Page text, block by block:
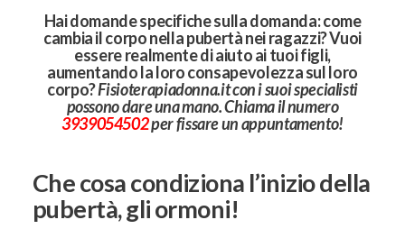
Hai domande specifiche sulla domanda: come
cambia il corpo nella pubertà nei ragazzi? Vuoi
essere realmente di aiuto ai tuoi figli,
aumentando la loro consapevolezza sul loro
corpo?Fisioterapiadonna.it con i suoi specialisti
possono dare una mano. Chiama il numero
3939054502per fissare un appuntamento!
Che cosa condiziona l’inizio della
pubertà, gli ormoni!